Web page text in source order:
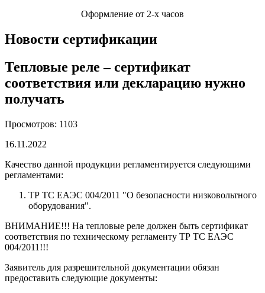
Оформление от 2-х часов
Новости сертификации
Тепловые реле – сертификат
соответствия или декларацию нужно
получать
Просмотров: 1103
16.11.2022
Качество данной продукции регламентируется следующими
регламентами:
ТР ТС ЕАЭС 004/2011 "О безопасности низковольтного
оборудования".
ВНИМАНИЕ!!! На тепловые реле должен быть сертификат
соответствия по техническому регламенту ТР ТС ЕАЭС
004/2011!!!
Заявитель для разрешительной документации обязан
предоставить следующие документы: